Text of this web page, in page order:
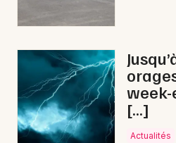
Sorties & loisirs
Lotos dans le Calvados
Lotos en Basse-Normandie
week-
[…]
Actualités